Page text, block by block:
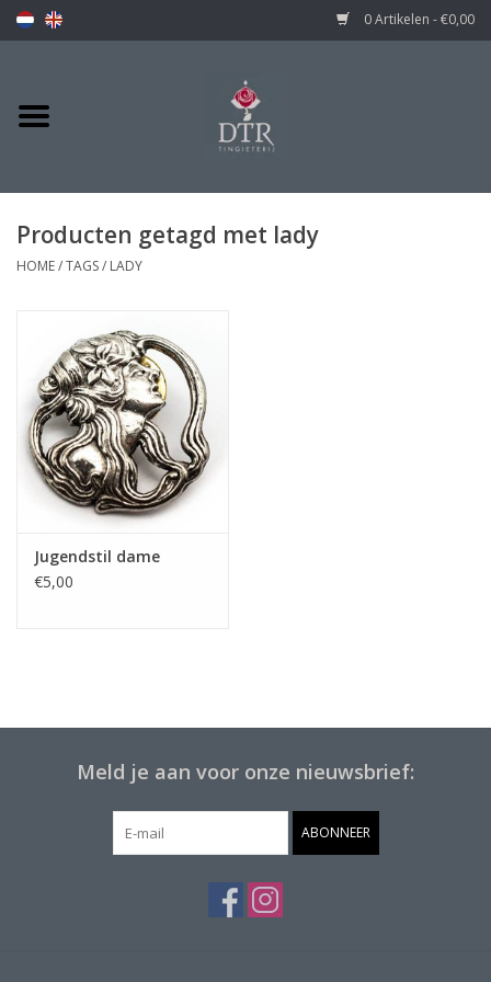
0 Artikelen - €0,00
Producten getagd met lady
HOME/TAGS/ LADY
Jugendstil dame
€5,00
Meld je aan voor onze nieuwsbrief:
ABONNEER